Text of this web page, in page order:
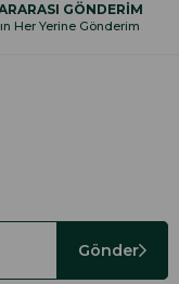
GÖNDERİM
Her Yerine Gönderim
Gönder